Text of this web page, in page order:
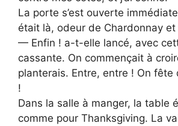
La porte s’est ouverte
était là, odeur de Chardonnay
— Enfin ! a-t-elle lancé, avec
cassante. On commençait à
planterais. Entre, entre ! On fête
!
Dans la salle à manger, la table
comme pour Thanksgiving. La